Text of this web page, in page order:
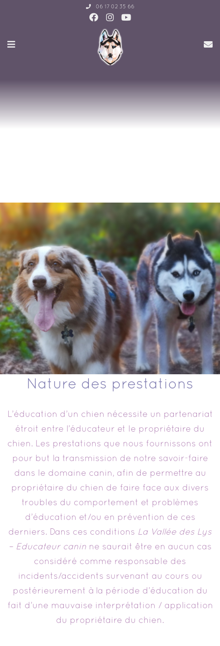
06 17 02 35 66
Nature des prestations
L’éducation d’un chien nécessite un partenariat
étroit entre l’éducateur et le propriétaire du
chien. Les prestations que nous fournissons ont
pour but la transmission de notre savoir-faire
dans le domaine canin, afin de permettre au
propriétaire du chien de faire face aux divers
troubles du comportement et problèmes
d’éducation et/ou en prévention de ces
derniers. Dans ces conditions La Vallée des Lys
– Educateur canin ne saurait être en aucun cas
considéré comme responsable des
incidents/accidents survenant au cours ou
postérieurement à la période d’éducation du
fait d’une mauvaise interprétation / application
du propriétaire du chien.